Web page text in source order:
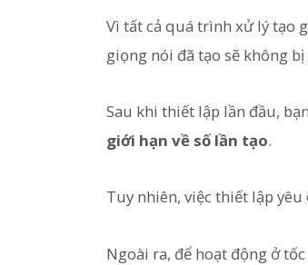
Vì tất cả quá trình xử lý tạo
giọng nói đã tạo sẽ không
Sau khi thiết lập lần đầu,
giới hạn về số lần tạo.
Tuy nhiên, việc thiết lập
Ngoài ra, để hoạt động ở